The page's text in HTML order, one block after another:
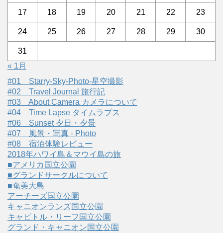
17 18 19 20 21 22 23
24 25 26 27 28 29 30
31
« 1月
#01 Starry-Sky-Photo-星空撮影
#02 Travel Journal 旅行記
#03 About Camera カメラについて
#04 Time Lapse タイムラプス
#06 Sunset 夕日・夕景
#07 風景・写真 - Photo
#08 宿泊体験レビュー
2018年ハワイ島＆マウイ島の旅
■アメリカ国立公園
■グランドサークルについて
■奄美大島
アーチーズ国立公園
キャニオンランズ国立公園
キャピトル・リーフ国立公園
グランド・キャニオン国立公園